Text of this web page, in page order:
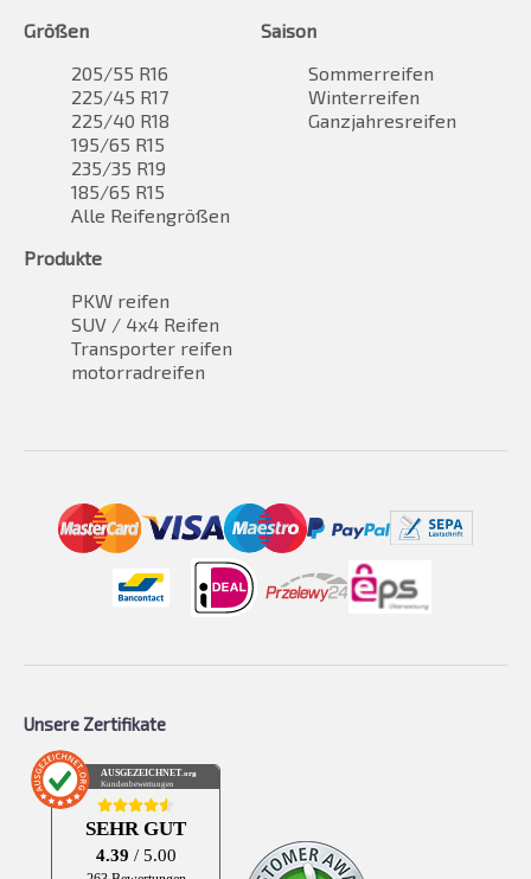
Größen
205/55 R16
225/45 R17
225/40 R18
195/65 R15
235/35 R19
185/65 R15
Alle Reifengrößen
Saison
Sommerreifen
Winterreifen
Ganzjahresreifen
Produkte
PKW reifen
SUV / 4x4 Reifen
Transporter reifen
motorradreifen
Unsere Zertifikate
AUSGEZEICHNET.org
Kundenbewertungen
SEHR GUT
4.39 / 5.00